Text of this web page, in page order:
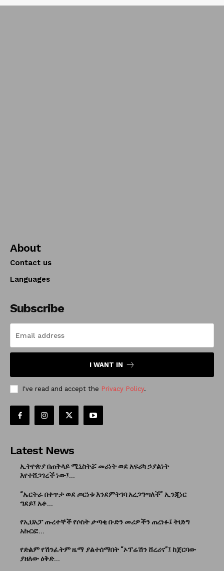
About
Contact us
Languages
Subscribe
I WANT IN
I've read and accept the Privacy Policy.
Latest News
ኢትዮጵያ በጠቅላይ ሚኒስትሯ መሪነት ወደ አፍሪካ ኃያልነት
እየተሸጋገረች ነው፤...
“ኤርትራ በቀጥታ ወደ ጦርነቱ እንደምትገባ አረጋግጣለች” ኢንጂነር
ግደይ፤ አቶ...
የኢህአፓ ጡረተኞች የሶስት ታጣቂ ቡድን መሪዎችን ጠረነፉ፤ ትህነግ
አኩርፎ...
የድልም የሽንፈትም ዜማ ያልተሰማበት “ኦፕሬሽን ሸረሪና”፤ ከጀርባው
ያዘለው ዕቅድ...